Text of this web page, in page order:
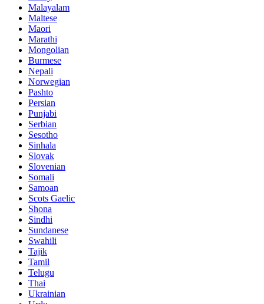
Malayalam
Maltese
Maori
Marathi
Mongolian
Burmese
Nepali
Norwegian
Pashto
Persian
Punjabi
Serbian
Sesotho
Sinhala
Slovak
Slovenian
Somali
Samoan
Scots Gaelic
Shona
Sindhi
Sundanese
Swahili
Tajik
Tamil
Telugu
Thai
Ukrainian